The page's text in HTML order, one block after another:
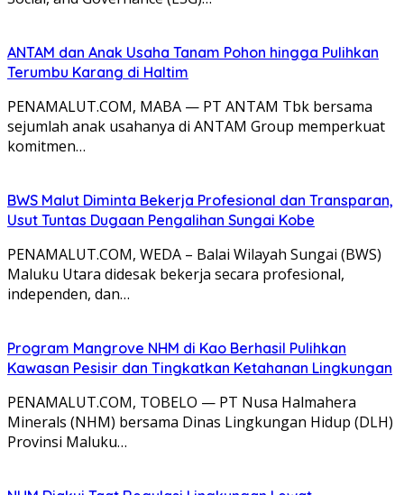
ANTAM dan Anak Usaha Tanam Pohon hingga Pulihkan
Terumbu Karang di Haltim
PENAMALUT.COM, MABA — PT ANTAM Tbk bersama
sejumlah anak usahanya di ANTAM Group memperkuat
komitmen…
BWS Malut Diminta Bekerja Profesional dan Transparan,
Usut Tuntas Dugaan Pengalihan Sungai Kobe
PENAMALUT.COM, WEDA – Balai Wilayah Sungai (BWS)
Maluku Utara didesak bekerja secara profesional,
independen, dan…
Program Mangrove NHM di Kao Berhasil Pulihkan
Kawasan Pesisir dan Tingkatkan Ketahanan Lingkungan
PENAMALUT.COM, TOBELO — PT Nusa Halmahera
Minerals (NHM) bersama Dinas Lingkungan Hidup (DLH)
Provinsi Maluku…